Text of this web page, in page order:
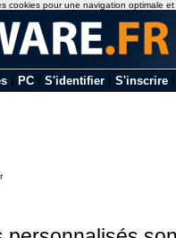
PC S'identifier S'inscrire
cookies pour une navigation optimale